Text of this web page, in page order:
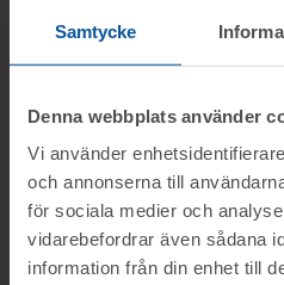
Samtycke
Denna webbplats använder
Vi använder
och annonserna till
för sociala medier och
vidarebefordrar även sådana
information från din enhet till
Objektet säljes i
objektet vid angiven tid
OBS! Lagda bud kan
Vid
konsumentköplagen
Martin tel.nr: 0346-
Du kan alltid kontakta oss
generella frågor om
Hallsberg
Tisdagen den 18 aug.
Betalning